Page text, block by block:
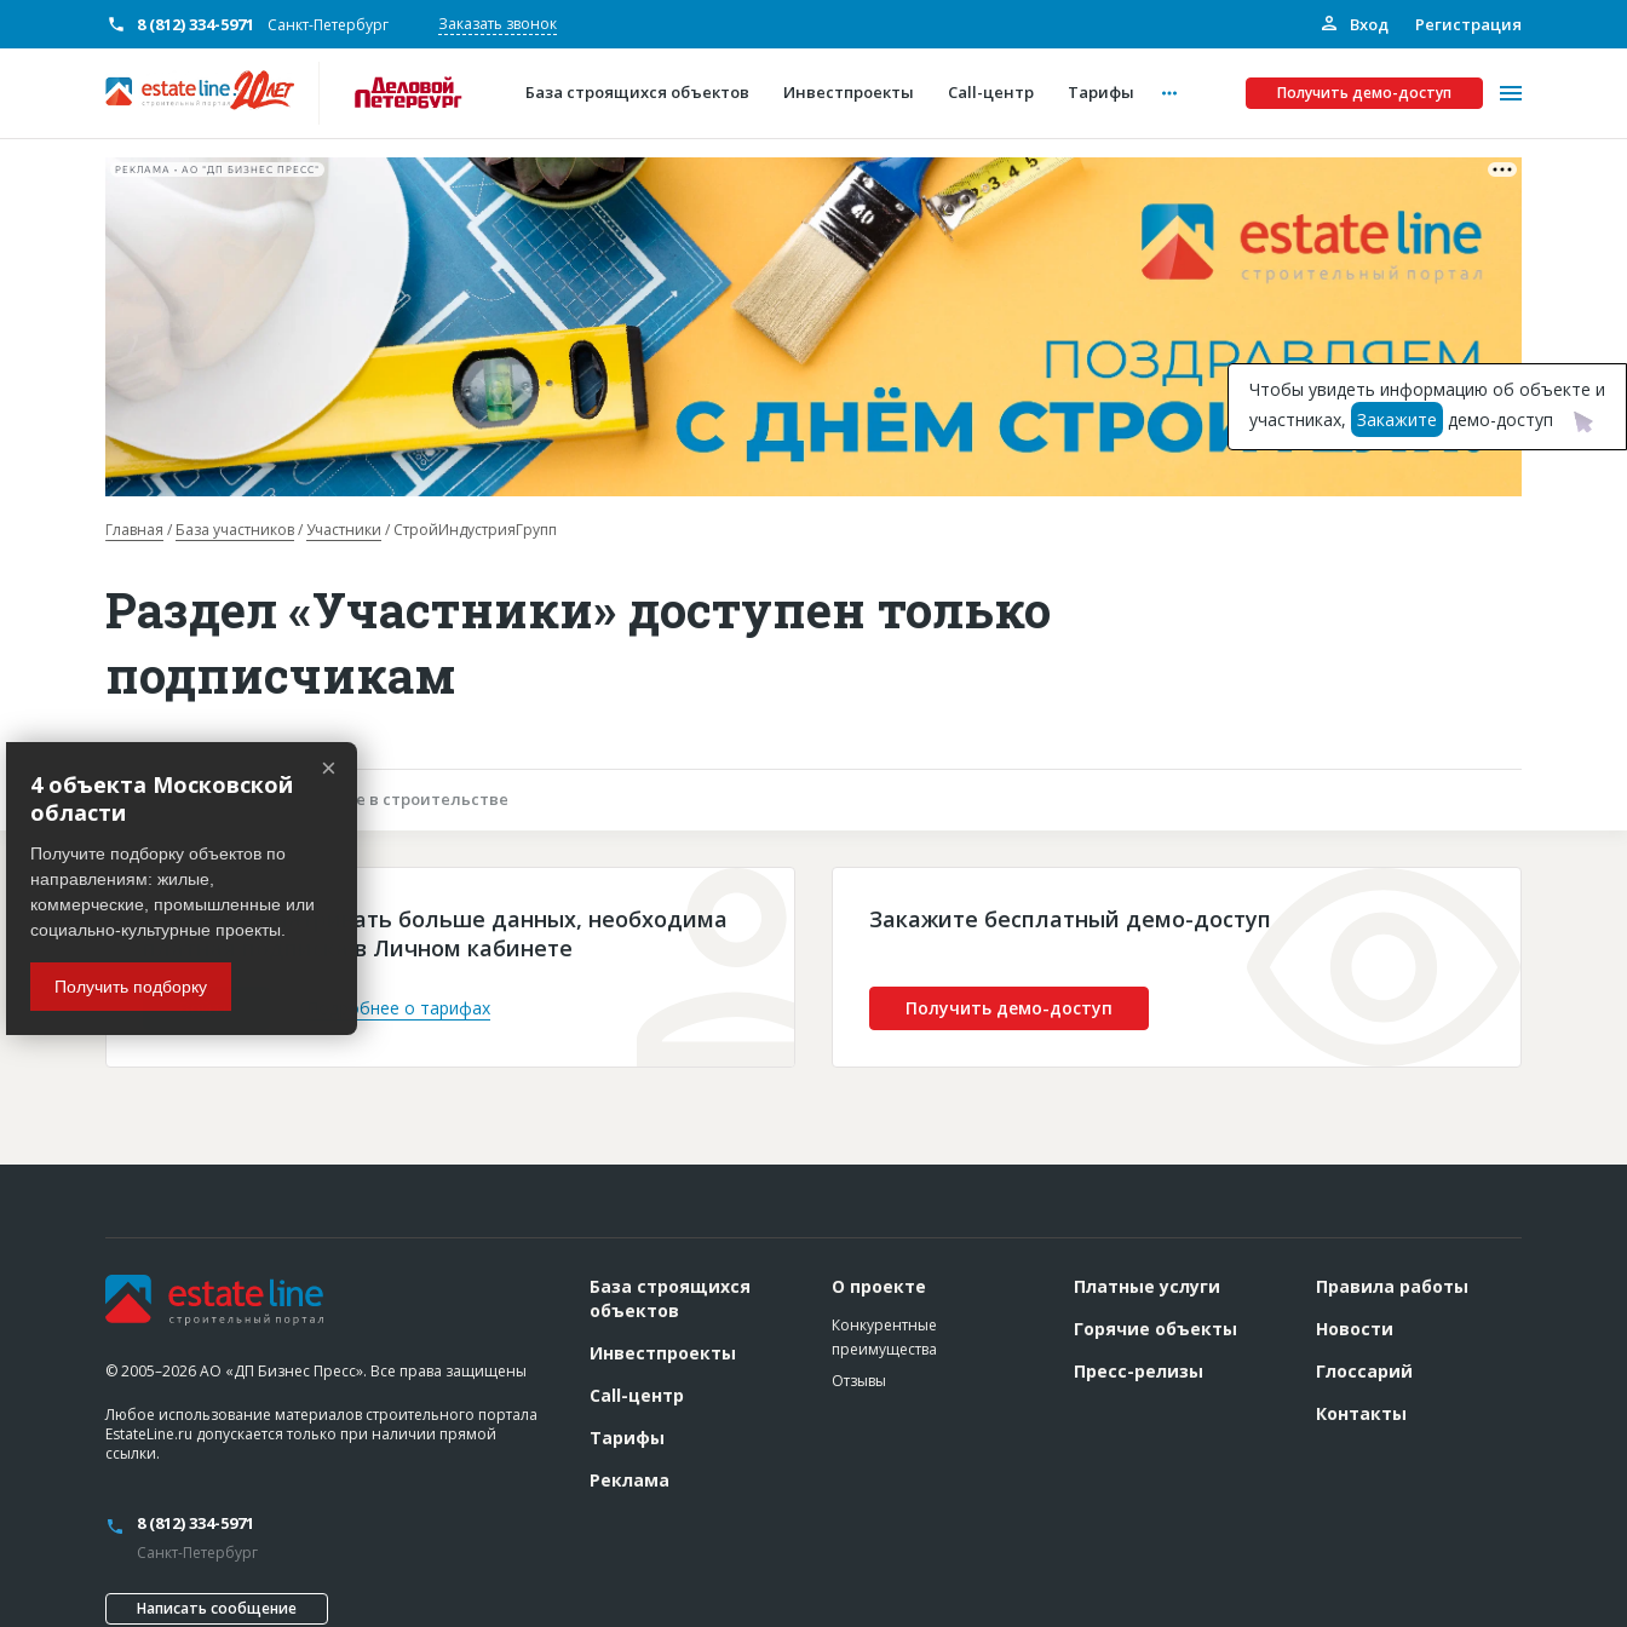
8 (812) 334-5971 Санкт-Петербург Заказать звонок Вход Регистрация
База строящихся объектов Инвестпроекты Call-центр Тарифы Получить демо-доступ
О проекте
Конкурентные преимущества
Горячие объекты
Глоссарий
Платные услуги
Рекламодателям
Инвестпроекты
Подписка на Базу
РЕКЛАМА • АО "ДП БИЗНЕС ПРЕСС"
Главная База участников Участники СтройИндустрияГрупп
Раздел «Участники» доступен только
подписчикам
Описание объекта Участие в строительстве
Чтобы просматривать больше данных, необходима
платная подписка в Личном кабинете
Войти Подробнее о тарифах
Закажите бесплатный демо-доступ
Получить демо-доступ
Чтобы увидеть информацию об объекте и
участниках, Закажите демо-доступ
© 2005–2026 АО «ДП Бизнес Пресс». Все права защищены
Любое использование материалов строительного портала
EstateLine.ru допускается только при наличии прямой
ссылки.
8 (812) 334-5971
Санкт-Петербург
Написать сообщение
База строящихся
объектов
Инвестпроекты
Call-центр
Тарифы
Реклама
О проекте
Конкурентные
преимущества
Отзывы
Платные услуги
Горячие объекты
Пресс-релизы
Правила работы
Новости
Глоссарий
Контакты
×
4 объекта Московской
области
Получите подборку объектов по
направлениям: жилые,
коммерческие, промышленные или
социально-культурные проекты.
Получить подборку